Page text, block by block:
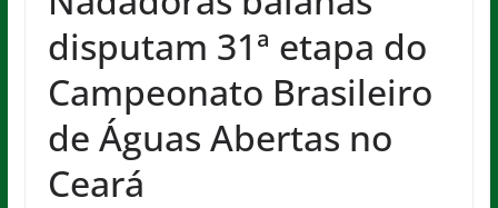
disputam 31ª etapa do
Campeonato Brasileiro
de Águas Abertas no
Ceará